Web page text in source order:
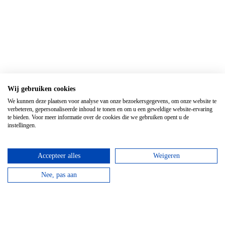
Wij gebruiken cookies
We kunnen deze plaatsen voor analyse van onze bezoekersgegevens, om onze website te
verbeteren, gepersonaliseerde inhoud te tonen en om u een geweldige website-ervaring
te bieden. Voor meer informatie over de cookies die we gebruiken opent u de
instellingen.
Accepteer alles Weigeren
Nee, pas aan